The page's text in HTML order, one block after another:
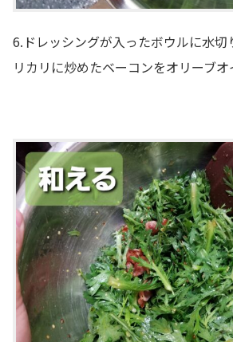
6.ドレッシングが入ったボウルに水切
リカリに炒めたベーコンをオリーブオ